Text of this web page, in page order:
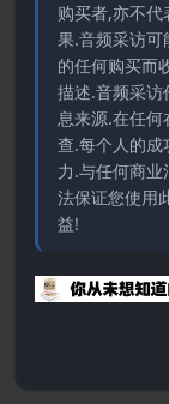
购买者,亦不
果.音频采访可
的任何购买而
描述.音频采访
息来源.在任何
查.每个人的成
力.与任何商
法保证您使用
益!